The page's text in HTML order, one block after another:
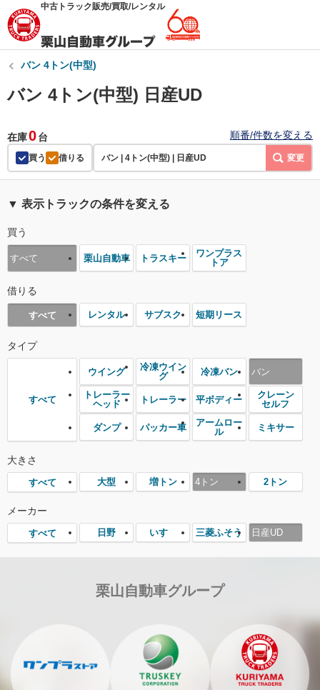
中古トラック販売/買取/レンタル
バン 4トン(中型)
バン 4トン(中型) 日産UD
在庫0台 順番/件数を変える
買う 借りる バン | 4トン(中型) | 日産UD 変更
▼ 表示トラックの条件を変える
買う
すべて 栗山自動車 トラスキー
ワンプラス
トア
借りる
すべて レンタル サブスク 短期リース
タイプ
すべて
ウイング
冷凍ウイン
グ
冷凍バン バン
トレーラー
ヘッド
トレーラー 平ボディー
クレーン
セルフ
ダンプ パッカー車
アームロー
ル
ミキサー
大きさ
すべて 大型 増トン 4トン 2トン
メーカー
すべて 日野 いすゞ 三菱ふそう 日産UD
栗山自動車グループ